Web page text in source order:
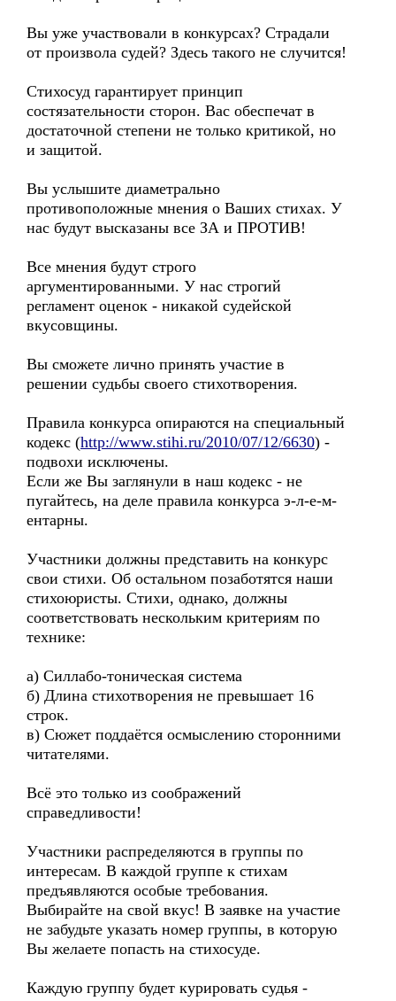
Вы уже участвовали в конкурсах? Страдали
от произвола судей? Здесь такого не случится!
Стихосуд гарантирует принцип
состязательности сторон. Вас обеспечат в
достаточной степени не только критикой, но
и защитой.
Вы услышите диаметрально
противоположные мнения о Ваших стихах. У
нас будут высказаны все ЗА и ПРОТИВ!
Все мнения будут строго
аргументированными. У нас строгий
регламент оценок - никакой судейской
вкусовщины.
Вы сможете лично принять участие в
решении судьбы своего стихотворения.
Правила конкурса опираются на специальный
кодекс (http://www.stihi.ru/2010/07/12/6630) -
подвохи исключены.
Если же Вы заглянули в наш кодекс - не
пугайтесь, на деле правила конкурса э-л-е-м-
ентарны.
Участники должны представить на конкурс
свои стихи. Об остальном позаботятся наши
стихоюристы. Стихи, однако, должны
соответствовать нескольким критериям по
технике:
а) Силлабо-тоническая система
б) Длина стихотворения не превышает 16
строк.
в) Сюжет поддаётся осмыслению сторонними
читателями.
Всё это только из соображений
справедливости!
Участники распределяются в группы по
интересам. В каждой группе к стихам
предъявляются особые требования.
Выбирайте на свой вкус! В заявке на участие
не забудьте указать номер группы, в которую
Вы желаете попасть на стихосуде.
Каждую группу будет курировать судья -